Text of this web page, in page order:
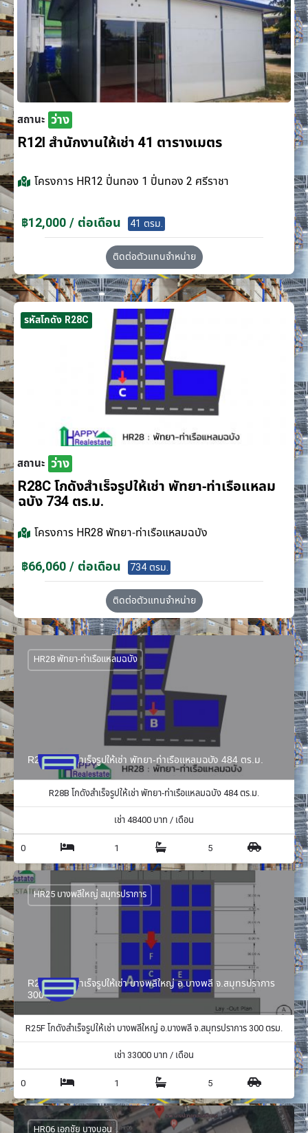
สถานะ ว่าง
R12I สำนักงานให้เช่า 41 ตารางเมตร
โครงการ HR12 ปิ่นทอง 1 ปิ่นทอง 2 ศรีราชา
฿12,000 / ต่อเดือน 41 ตรม.
ติดต่อตัวแทนจำหน่าย
รหัสโกดัง R28C
สถานะ ว่าง
R28C โกดังสำเร็จรูปให้เช่า พัทยา-ท่าเรือแหลม
ฉบัง 734 ตร.ม.
โครงการ HR28 พัทยา-ท่าเรือแหลมฉบัง
฿66,060 / ต่อเดือน 734 ตรม.
ติดต่อตัวแทนจำหน่าย
R28B โกดังสำเร็จรูปให้เช่า พัทยา-ท่าเรือแหลมฉบัง 484 ตร.ม.
HR28 พัทยา-ท่าเรือแหลมฉบัง
R28B โกดังสำเร็จรูปให้เช่า พัทยา-ท่าเรือแหลมฉบัง 484 ตร.ม.
เช่า48400 บาท / เดือน
0 1 5
R25F โกดังสำเร็จรูปให้เช่า บางพลีใหญ่ อ.บางพลี จ.สมุทรปราการ
300 ตรม.
HR25 บางพลีใหญ่ สมุทรปราการ
R25F โกดังสำเร็จรูปให้เช่า บางพลีใหญ่ อ.บางพลี จ.สมุทรปราการ 300 ตรม.
เช่า 33000 บาท / เดือน
0 1 5
HR06 เอกชัย บางบอน